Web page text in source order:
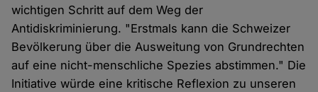
wichtigen Schritt auf dem Weg der
Antidiskriminierung. "Erstmals kann die Schweizer
Bevölkerung über die Ausweitung von Grundrechten
auf eine nicht-menschliche Spezies abstimmen." Die
Initiative würde eine kritische Reflexion zu unseren